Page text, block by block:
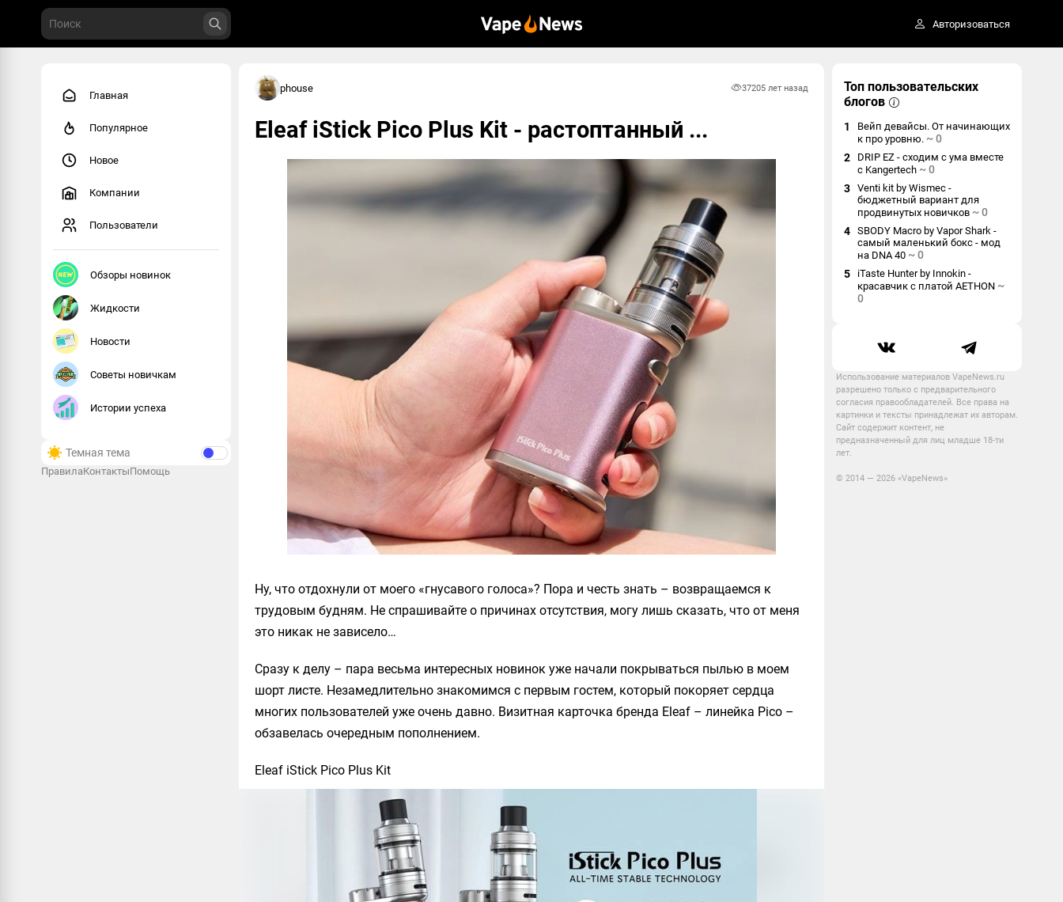
Авторизоваться
Главная
Популярное
Новое
Компании
Пользователи
Обзоры новинок
Жидкости
Новости
Советы новичкам
Истории успеха
Темная тема
ПравилаКонтактыПомощь
phouse 37205 лет назад
Eleaf iStick Pico Plus Kit - растоптанный ...
Ну, что отдохнули от моего «гнусавого голоса»? Пора и честь знать – возвращаемся к
трудовым будням. Не спрашивайте о причинах отсутствия, могу лишь сказать, что от меня
это никак не зависело…
Сразу к делу – пара весьма интересных новинок уже начали покрываться пылью в моем
шорт листе. Незамедлительно знакомимся с первым гостем, который покоряет сердца
многих пользователей уже очень давно. Визитная карточка бренда Eleaf – линейка Pico –
обзавелась очередным пополнением.
Eleaf iStick Pico Plus Kit
Топ пользовательских
блогов
1
Вейп девайсы. От начинающих
к про уровню. ~0
2
DRIP EZ - сходим с ума вместе
с Kangertech ~0
3 Venti kit by Wismec -
бюджетный вариант для
продвинутых новичков ~0
4 SBODY Macro by Vapor Shark -
самый маленький бокс - мод
на DNA 40 ~0
5
iTaste Hunter by Innokin -
красавчик с платой AETHON ~
0
Использование материалов VapeNews.ru
разрешено только с предварительного
согласия правообладателей. Все права на
картинки и тексты принадлежат их авторам.
Сайт содержит контент, не
предназначенный для лиц младше 18-ти
лет.
© 2014 — 2026 «VapeNews»